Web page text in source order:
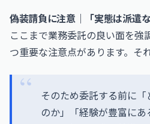
偽装請負に注意｜「実態は派遣
ここまで業務委託の良い面を強
つ重要な注意点があります。そ
そのため委託する前に
のか」「経験が豊富に